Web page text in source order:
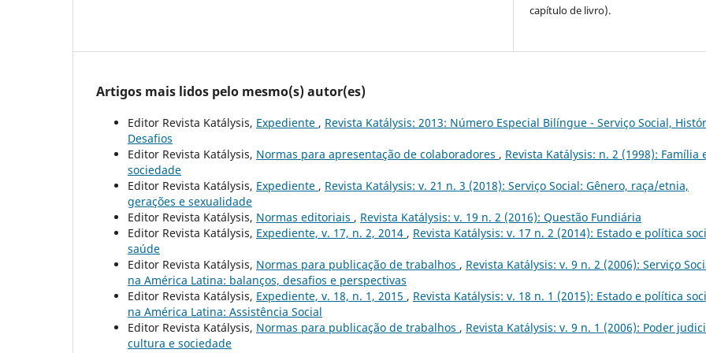
capítulo de livro).
Artigos mais lidos pelo mesmo(s) autor(es)
Editor Revista Katálysis, Expediente , Revista Katálysis: 2013: Número Especial Bilíngue - Serviço Social,
Desafios
Editor Revista Katálysis, Normas para apresentação de colaboradores , Revista Katálysis: n. 2 (1998): Família
sociedade
Editor Revista Katálysis, Expediente , Revista Katálysis: v. 21 n. 3 (2018): Serviço Social: Gênero, raça/etnia,
gerações e sexualidade
Editor Revista Katálysis, Normas editoriais , Revista Katálysis: v. 19 n. 2 (2016): Questão Fundiária
Editor Revista Katálysis, Expediente, v. 17, n. 2, 2014 , Revista Katálysis: v. 17 n. 2 (2014): Estado e política
saúde
Editor Revista Katálysis, Normas para publicação de trabalhos , Revista Katálysis: v. 9 n. 2 (2006): Serviço
na América Latina: balanços, desafios e perspectivas
Editor Revista Katálysis, Expediente, v. 18, n. 1, 2015 , Revista Katálysis: v. 18 n. 1 (2015): Estado e política
na América Latina: Assistência Social
Editor Revista Katálysis, Normas para publicação de trabalhos , Revista Katálysis: v. 9 n. 1 (2006): Poder
cultura e sociedade